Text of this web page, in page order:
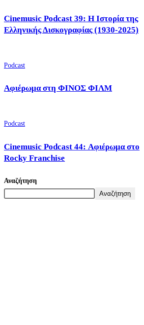
Cinemusic Podcast 39: Η Ιστορία της
Ελληνικής Δισκογραφίας (1930-2025)
Podcast
Αφιέρωμα στη ΦΙΝΟΣ ΦΙΛΜ
Podcast
Cinemusic Podcast 44: Αφιέρωμα στο
Rocky Franchise
Αναζήτηση
Αναζήτηση